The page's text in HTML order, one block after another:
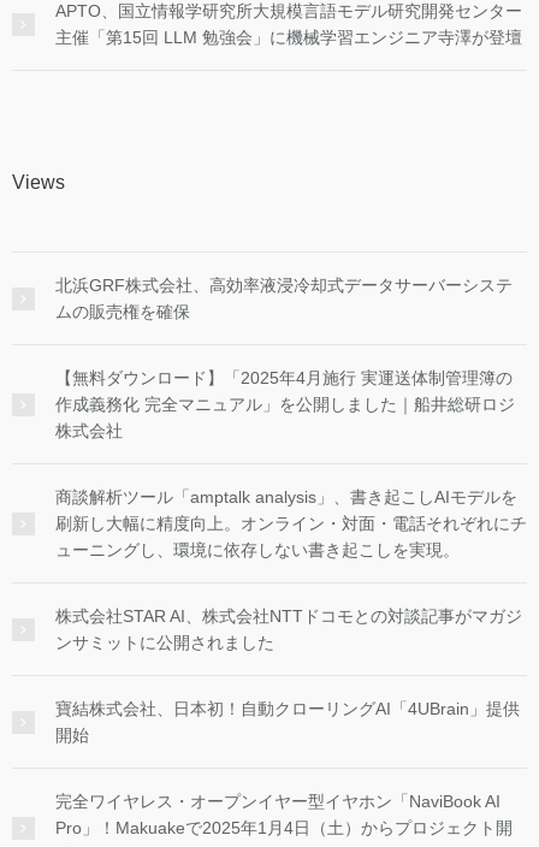
APTO、国立情報学研究所大規模言語モデル研究開発センター
主催「第15回 LLM 勉強会」に機械学習エンジニア寺澤が登壇
Views
北浜GRF株式会社、高効率液浸冷却式データサーバーシステ
ムの販売権を確保
【無料ダウンロード】「2025年4月施行 実運送体制管理簿の
作成義務化 完全マニュアル」を公開しました｜船井総研ロジ
株式会社
商談解析ツール「amptalk analysis」、書き起こしAIモデルを
刷新し大幅に精度向上。オンライン・対面・電話それぞれにチ
ューニングし、環境に依存しない書き起こしを実現。
株式会社STAR AI、株式会社NTTドコモとの対談記事がマガジ
ンサミットに公開されました
寶結株式会社、日本初！自動クローリングAI「4UBrain」提供
開始
完全ワイヤレス・オープンイヤー型イヤホン「NaviBook AI
Pro」！Makuakeで2025年1月4日（土）からプロジェクト開